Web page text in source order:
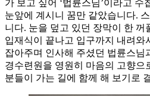
가 보고 싶어 ‘법륜스님’이라고 수
눈앞에 계시니 꿈만 같았습니다.
니다. 눈을 덮고 있던 장막이 한 꺼
입재식이 끝나고 입구까지 내려와
잡아주며 인사해 주셨던 법륜스님
경수련원을 영원히 마음의 고향으
분들이 가는 길에 함께 해 보기로